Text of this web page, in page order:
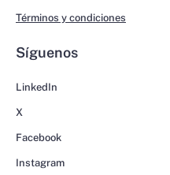
Términos y condiciones
Síguenos
LinkedIn
X
Facebook
Instagram